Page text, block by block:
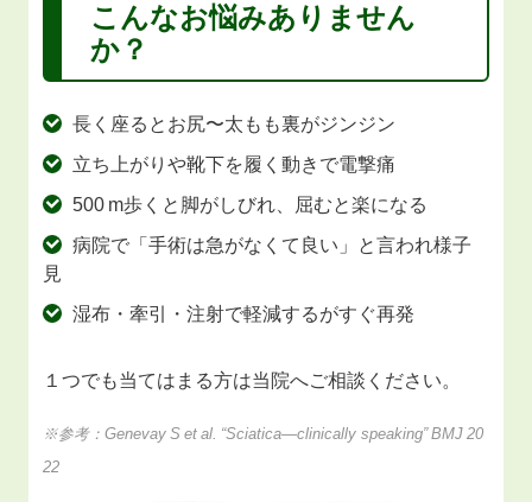
こんなお悩みありません
か？
長く座るとお尻〜太もも裏がジンジン
立ち上がりや靴下を履く動きで電撃痛
500 m歩くと脚がしびれ、屈むと楽になる
病院で「手術は急がなくて良い」と言われ様子
見
湿布・牽引・注射で軽減するがすぐ再発
１つでも当てはまる方は当院へご相談ください。
※参考：Genevay S et al. “Sciatica—clinically speaking” BMJ 20
22